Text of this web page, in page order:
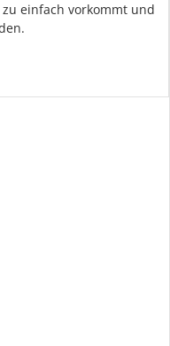
einfach vorkommt und